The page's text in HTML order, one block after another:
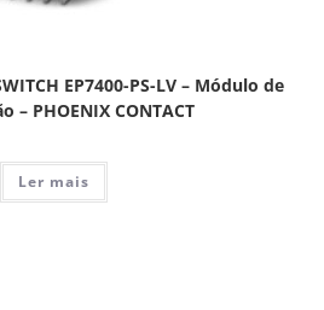
EP7400-PS-LV – Módulo de
– PHOENIX CONTACT
Ler mais